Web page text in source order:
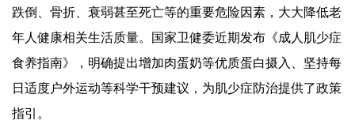
跌倒、骨折、衰弱甚至死亡等的重要危险因素，大大降低老
年人健康相关生活质量。国家卫健委近期发布《成人肌少症
食养指南》，明确提出增加肉蛋奶等优质蛋白摄入、坚持每
日适度户外运动等科学干预建议，为肌少症防治提供了政策
指引。